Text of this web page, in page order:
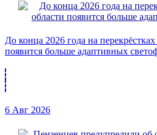
До конца 2026 года на
появится больше адаптивных
6 Авг 2026